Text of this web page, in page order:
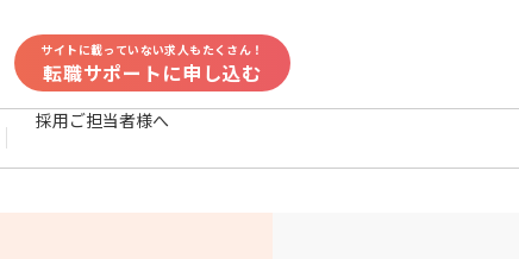
サイトに載っていない求人もたくさん！
転職サポートに申し込む
採用ご担当者様へ